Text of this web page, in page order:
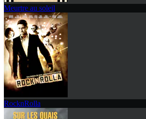
Meurtre au soleil
RocknRolla